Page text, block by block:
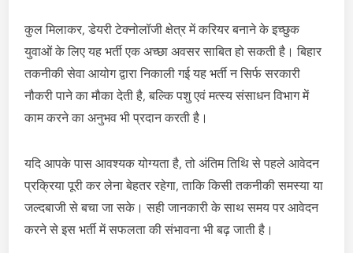
कुल मिलाकर, डेयरी टेक्नोलॉजी क्षेत्र में करियर बनाने के इच्छुक
युवाओं के लिए यह भर्ती एक अच्छा अवसर साबित हो सकती है। बिहार
तकनीकी सेवा आयोग द्वारा निकाली गई यह भर्ती न सिर्फ सरकारी
नौकरी पाने का मौका देती है, बल्कि पशु एवं मत्स्य संसाधन विभाग में
काम करने का अनुभव भी प्रदान करती है।
यदि आपके पास आवश्यक योग्यता है, तो अंतिम तिथि से पहले आवेदन
प्रक्रिया पूरी कर लेना बेहतर रहेगा, ताकि किसी तकनीकी समस्या या
जल्दबाजी से बचा जा सके। सही जानकारी के साथ समय पर आवेदन
करने से इस भर्ती में सफलता की संभावना भी बढ़ जाती है।